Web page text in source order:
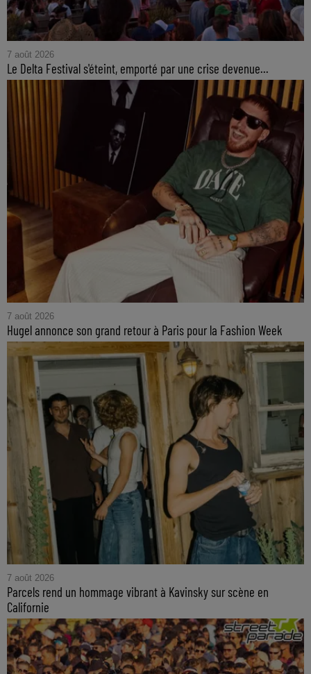
7 août 2026
Le Delta Festival s'éteint, emporté par une crise devenue...
7 août 2026
Hugel annonce son grand retour à Paris pour la Fashion Week
7 août 2026
Parcels rend un hommage vibrant à Kavinsky sur scène en
Californie